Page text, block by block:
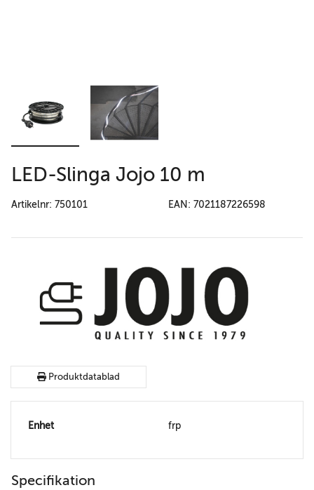
LED-Slinga Jojo 10 m
Artikelnr: 750101 EAN: 7021187226598
Produktdatablad
Enhet frp
Specifikation